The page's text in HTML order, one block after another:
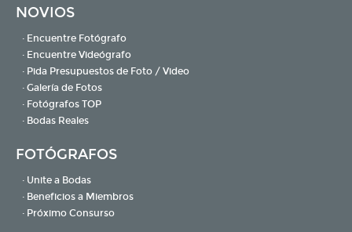
NOVIOS
· Encuentre Fotógrafo
· Encuentre Videógrafo
· Pida Presupuestos de Foto / Video
· Galería de Fotos
· Fotógrafos TOP
· Bodas Reales
FOTÓGRAFOS
· Unite a Bodas
· Beneficios a Miembros
· Próximo Consurso